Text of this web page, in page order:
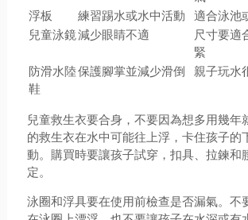
浮板
練習踢水或水中活動 適合泳池
兒童泳鏡減少眼睛不適
尺寸要適
緊
防滑水陸
鞋
保護腳掌並減少滑倒 親子玩水
兒童救生衣要合身，不要因為想多用幾年
的救生衣在水中可能往上浮，卡住孩子的
動。購買時要讓孩子試穿，扣具、拉鍊和
定。
泳圈和浮具要在使用前檢查是否漏氣。不